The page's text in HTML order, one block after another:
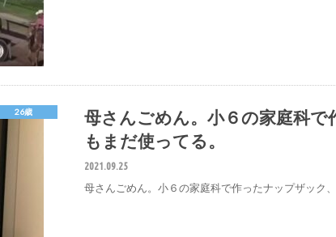
26歳
母さんごめん。小６の家庭科
もまだ使ってる。
2021.09.25
母さんごめん。小６の家庭科で作ったナップザック